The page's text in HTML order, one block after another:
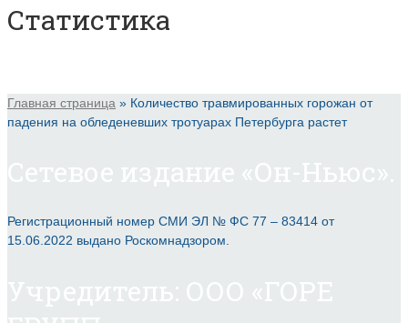
Статистика
Главная страница » Количество травмированных горожан от
падения на обледеневших тротуарах Петербурга растет
Регистрационный номер СМИ ЭЛ № ФС 77 – 83414 от
15.06.2022 выдано Роскомнадзором.